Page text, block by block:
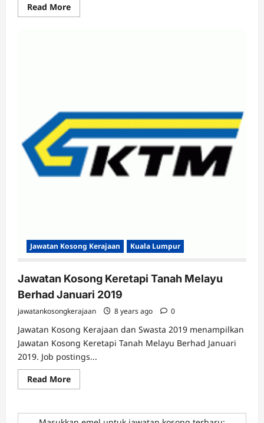
Read MoreRead
more
Jawatan Kosong Kerajaan Kuala Lumpur
Jawatan Kosong Keretapi Tanah Melayu
Berhad Januari 2019
jawatankosongkerajaan 8 years ago 0
Jawatan Kosong Kerajaan dan Swasta 2019 menampilkan
Jawatan Kosong Keretapi Tanah Melayu Berhad Januari
2019. Job postings...
Read MoreRead
more
Kosong
Keretapi